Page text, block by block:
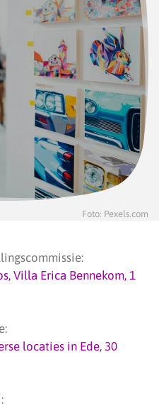
Foto: Pexels.com
Villa Erica Bennekom, 1
locaties in Ede, 30